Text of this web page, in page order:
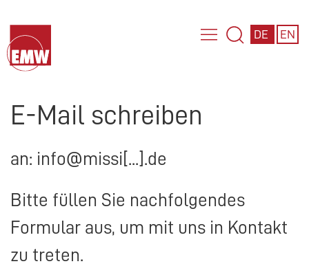
DE EN
E-Mail schreiben
an: info@missi[...].de
Bitte füllen Sie nachfolgendes
Formular aus, um mit uns in Kontakt
zu treten.